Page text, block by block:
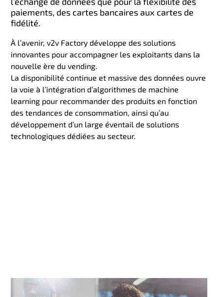
paiements, des cartes bancaires aux cartes de
fidélité.
À l’avenir, v2v Factory développe des solutions
innovantes pour accompagner les exploitants dans la
nouvelle ère du vending.
La disponibilité continue et massive des données ouvre
la voie à l’intégration d’algorithmes de machine
learning pour recommander des produits en fonction
des tendances de consommation, ainsi qu’au
développement d’un large éventail de solutions
technologiques dédiées au secteur.